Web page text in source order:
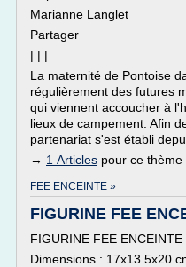
Marianne Langlet
Partager
| | |
La maternité de Pontoise
régulièrement des futures
qui viennent accoucher à
lieux de campement. Afin
partenariat s'est établi
→ 1 Articles pour ce thème
FEE ENCEINTE »
FIGURINE FEE
FIGURINE FEE ENCEINTE
Dimensions : 17x13.5x20